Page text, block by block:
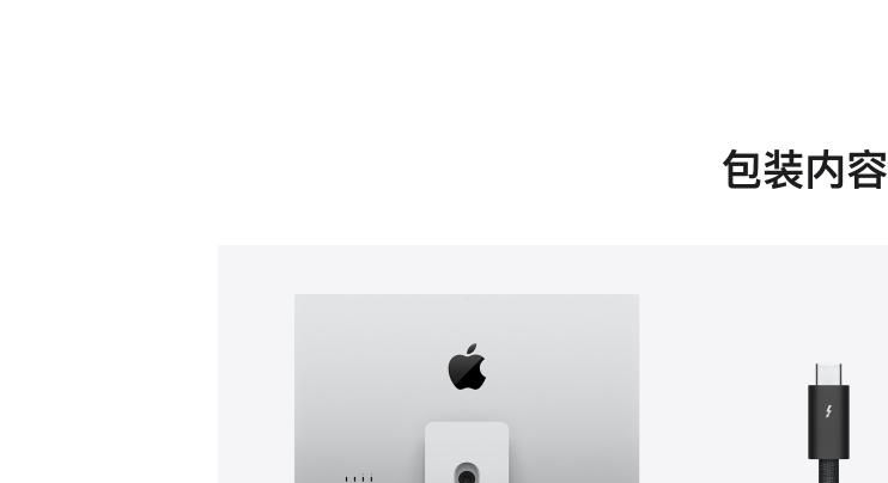
包装内容